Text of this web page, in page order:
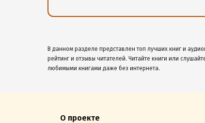
В данном разделе представлен топ лучших книг и
рейтинг и отзывы читателей. Читайте книги или
любимыми книгами даже без интернета.
О проекте